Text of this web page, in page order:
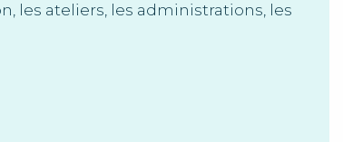
les ateliers, les administrations, les